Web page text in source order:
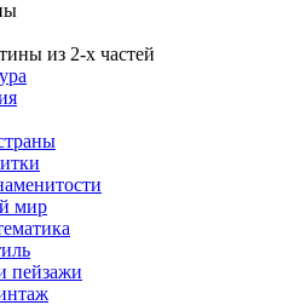
из 2-х частей
мир
пейзажи